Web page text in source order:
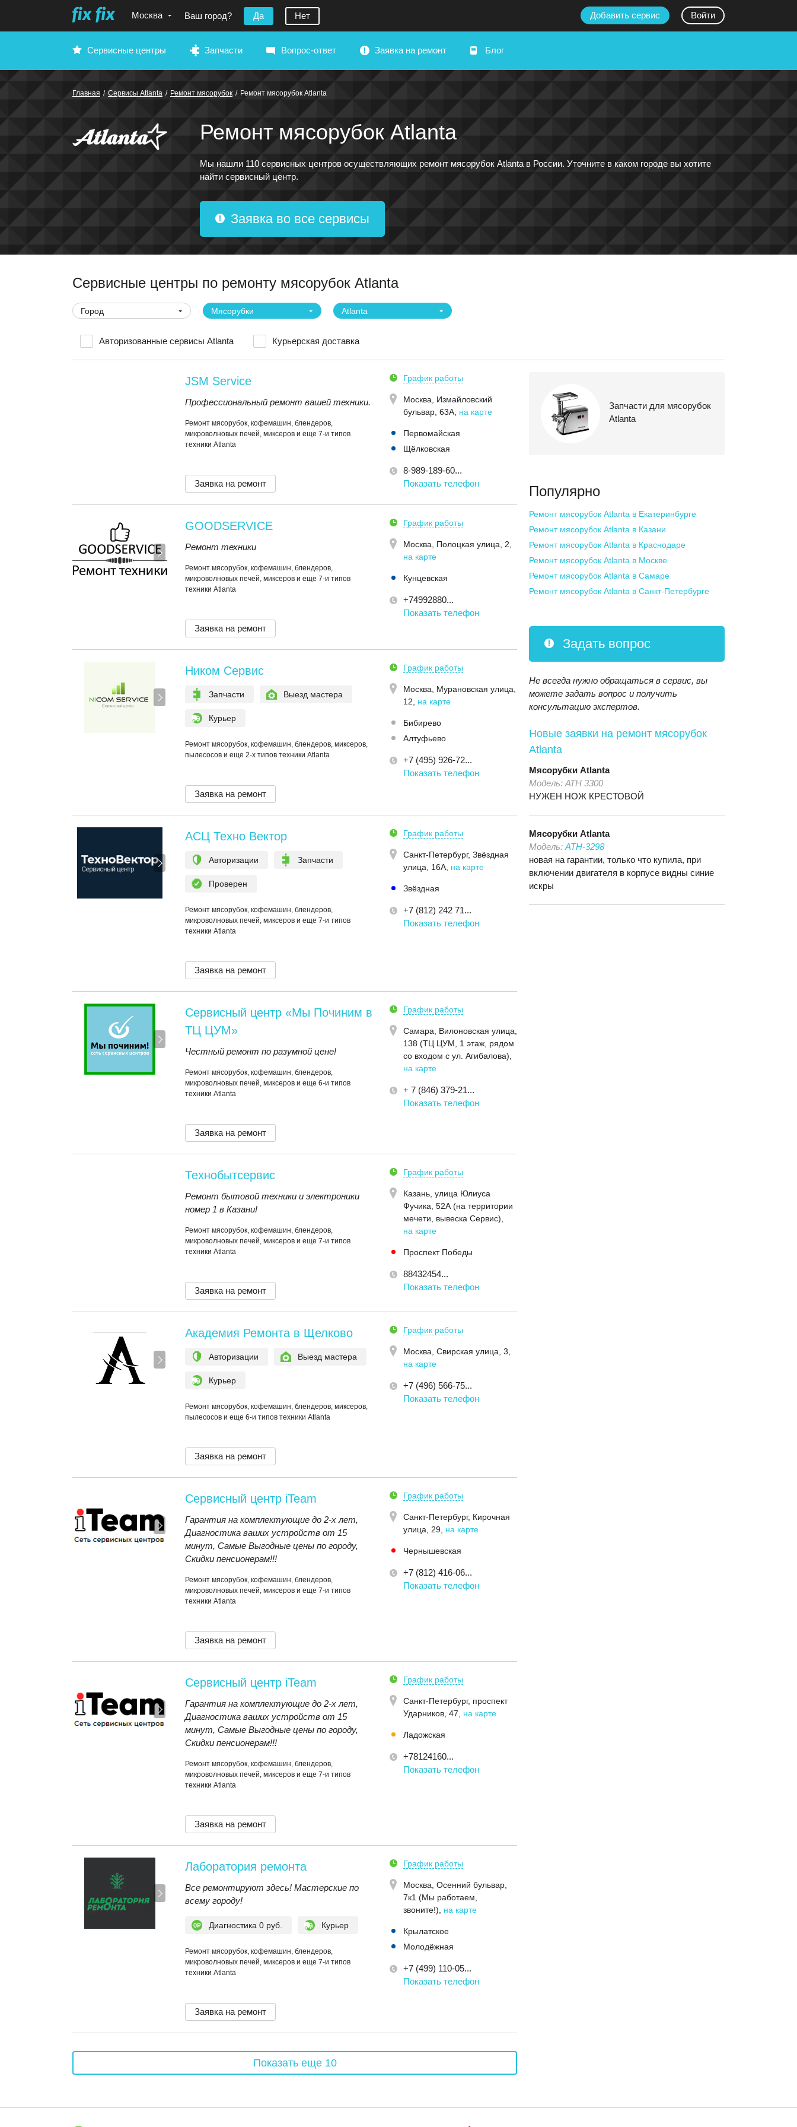
Москва Ваш город? Да Нет Добавить сервис Войти
Сервисные центры Запчасти Вопрос-ответ Заявка на ремонт Блог
Главная / Сервисы Atlanta / Ремонт мясорубок / Ремонт мясорубок Atlanta
Ремонт мясорубок Atlanta
Мы нашли 110 сервисных центров осуществляющих ремонт мясорубок Atlanta в России. Уточните в каком городе вы хотите
найти сервисный центр.
Заявка во все сервисы
Сервисные центры по ремонту мясорубок Atlanta
Город Мясорубки Atlanta
Авторизованные сервисы Atlanta Курьерская доставка
JSM Service
Профессиональный ремонт вашей техники.
Ремонт мясорубок, кофемашин, блендеров,
микроволновых печей, миксеров и еще 7-и типов
техники Atlanta
График работы
Москва, Измайловский
бульвар, 63А на карте
Первомайская
Щёлковская
8-989-189-60...
Показать телефон
Заявка на ремонт
GOODSERVICE
Ремонт техники
Ремонт мясорубок, кофемашин, блендеров,
микроволновых печей, миксеров и еще 7-и типов
техники Atlanta
График работы
Москва, Полоцкая улица, 2
на карте
Кунцевская
+74992880...
Показать телефон
Заявка на ремонт
Ником Сервис
Запчасти Выезд мастера
Курьер
Ремонт мясорубок, кофемашин, блендеров, миксеров,
пылесосов и еще 2-х типов техники Atlanta
График работы
Москва, Мурановская улица,
12
на карте
Бибирево
Алтуфьево
+7 (495) 926-72...
Показать телефон
Заявка на ремонт
АСЦ Техно Вектор
Авторизации Запчасти
Проверен
Ремонт мясорубок, кофемашин, блендеров,
микроволновых печей, миксеров и еще 7-и типов
техники Atlanta
График работы
Санкт-Петербург, Звёздная
улица, 16А на карте
Звёздная
+7 (812) 242 71...
Показать телефон
Заявка на ремонт
Сервисный центр «Мы Починим в
ТЦ ЦУМ»
Честный ремонт по разумной цене!
Ремонт мясорубок, кофемашин, блендеров,
микроволновых печей, миксеров и еще 6-и типов
техники Atlanta
График работы
Самара, Вилоновская улица,
138 (ТЦ ЦУМ, 1 этаж, рядом
со входом с ул. Агибалова)
на карте
+ 7 (846) 379-21...
Показать телефон
Заявка на ремонт
Технобытсервис
Ремонт бытовой техники и электроники
номер 1 в Казани!
Ремонт мясорубок, кофемашин, блендеров,
микроволновых печей, миксеров и еще 7-и типов
техники Atlanta
График работы
Казань, улица Юлиуса
Фучика, 52А (на территории
мечети, вывеска Сервис)
на карте
Проспект Победы
88432454...
Показать телефон
Заявка на ремонт
Академия Ремонта в Щелково
Авторизации Выезд мастера
Курьер
Ремонт мясорубок, кофемашин, блендеров, миксеров,
пылесосов и еще 6-и типов техники Atlanta
График работы
Москва, Свирская улица, 3
на карте
+7 (496) 566-75...
Показать телефон
Заявка на ремонт
Сервисный центр iTeam
Гарантия на комплектующие до 2-х лет,
Диагностика ваших устройств от 15
минут, Самые Выгодные цены по городу,
Скидки пенсионерам!!!
Ремонт мясорубок, кофемашин, блендеров,
микроволновых печей, миксеров и еще 7-и типов
техники Atlanta
График работы
Санкт-Петербург, Кирочная
улица, 29 на карте
Чернышевская
+7 (812) 416-06...
Показать телефон
Заявка на ремонт
Сервисный центр iTeam
Гарантия на комплектующие до 2-x лет,
Диагностика ваших устройств от 15
минут, Самые Выгодные цены по городу,
Скидки пенсионерам!!!
Ремонт мясорубок, кофемашин, блендеров,
микроволновых печей, миксеров и еще 7-и типов
техники Atlanta
График работы
Санкт-Петербург, проспект
Ударников, 47
на карте
Ладожская
+78124160...
Показать телефон
Заявка на ремонт
Лаборатория ремонта
Все ремонтируют здесь! Мастерские по
всему городу!
Диагностика 0 руб. Курьер
Ремонт мясорубок, кофемашин, блендеров,
микроволновых печей, миксеров и еще 7-и типов
техники Atlanta
График работы
Москва, Осенний бульвар,
7к1 (Мы работаем,
звоните!)
на карте
Крылатское
Молодёжная
+7 (499) 110-05...
Показать телефон
Заявка на ремонт
Показать еще 10
Запчасти для мясорубок
Atlanta
Популярно
Ремонт мясорубок Atlanta в Екатеринбурге
Ремонт мясорубок Atlanta в Казани
Ремонт мясорубок Atlanta в Краснодаре
Ремонт мясорубок Atlanta в Москве
Ремонт мясорубок Atlanta в Самаре
Ремонт мясорубок Atlanta в Санкт-Петербурге
Задать вопрос
Не всегда нужно обращаться в сервис, вы
можете задать вопрос и получить
консультацию экспертов.
Новые заявки на ремонт мясорубок
Atlanta
Мясорубки Atlanta
Модель: АТН 3300
НУЖЕН НОЖ КРЕСТОВОЙ
Мясорубки Atlanta
Модель: ATH-3298
новая на гарантии, только что купила, при
включении двигателя в корпусе видны синие
искры